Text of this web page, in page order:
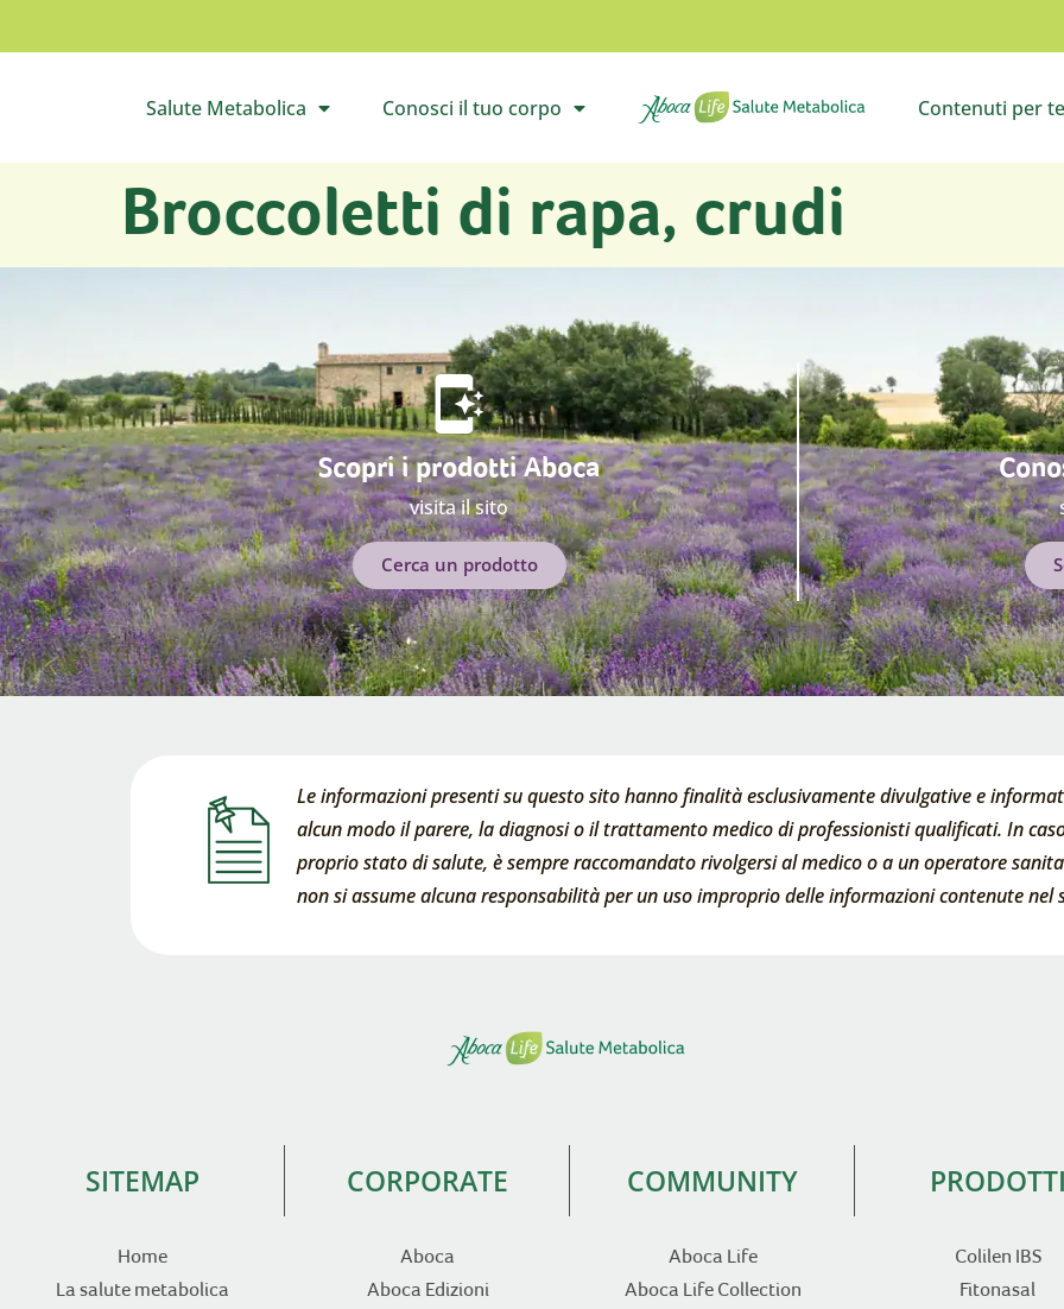
Apri il sottomenù
Salute Metabolica Apri il sottomenù
Conosci il tuo corpo Vai all’homepage Apri il
Contenuti per te
Broccoletti di rapa, crudi
Scopri i prodotti Aboca
visita il sito
Cerca un prodotto
Le informazioni presenti su questo sito hanno finalità esclusivamente divulgative e
alcun modo il parere, la diagnosi o il trattamento medico di professionisti qualificati. In
proprio stato di salute, è sempre raccomandato rivolgersi al medico o a un operatore
non si assume alcuna responsabilità per un uso improprio delle informazioni contenute nel
SITEMAP
Home
La salute metabolica
CORPORATE
Aboca
Aboca Edizioni
COMMUNITY
Aboca Life
Aboca Life Collection
Colilen IBS
Fitonasal